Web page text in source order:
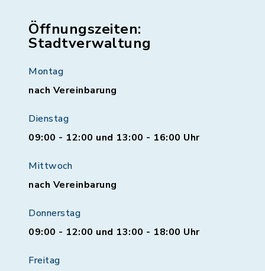
Öffnungszeiten:
Stadtverwaltung
Montag
nach Vereinbarung
Dienstag
09:00 - 12:00 und 13:00 - 16:00 Uhr
Mittwoch
nach Vereinbarung
Donnerstag
09:00 - 12:00 und 13:00 - 18:00 Uhr
Freitag